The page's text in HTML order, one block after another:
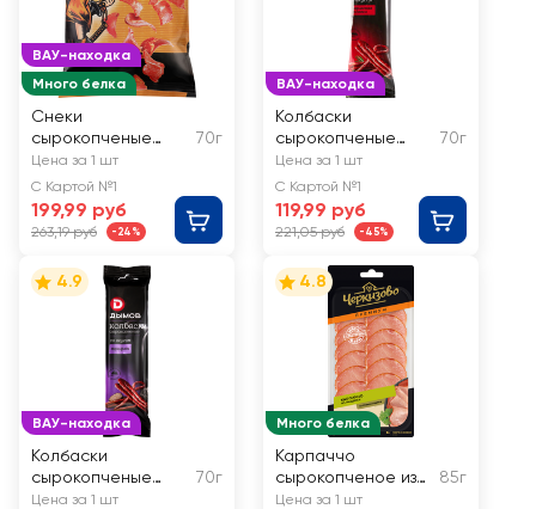
ВАУ-находка
Много белка
Снеки
сырокопченые
SUPER Манго, чили,
из курицы
70г
Цена за 1 шт
С Картой №1
199,99 руб
263,19 руб -24%
ВАУ-находка
Колбаски
сырокопченые
ДЫМОВ со вкусом
Пармская салями
70г
Цена за 1 шт
С Картой №1
119,99 руб
221,05 руб -45%
ВАУ-находка
4.9
Колбаски
сырокопченые
ДЫМОВ со вкусом
70г
Цена за 1 шт
Много белка
4.8
Карпаччо
сырокопченое из
индейки
85г
Цена за 1 шт